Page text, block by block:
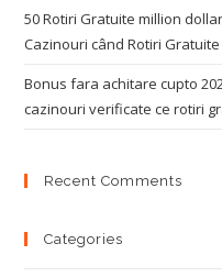
50 Rotiri Gratuite million
Cazinouri când Rotiri Gratuite
Bonus fara achitare cupto
cazinouri verificate ce rotiri
Recent Comments
Categories